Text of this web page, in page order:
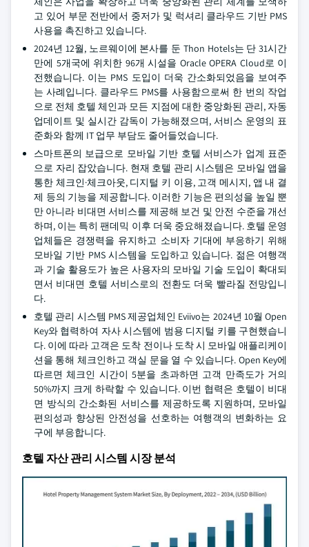
고 있어 부문 전반에서 중저가 및 럭셔리 클라우드 기반 PMS
사용을 촉진하고 있습니다.
2024년 12월, 노르웨이에 본사를 둔 Thon Hotels는 단 31시간
만에 5개국에 위치한 96개 시설을 Oracle OPERA Cloud로 이
전했습니다. 이는 PMS 도입이 더욱 간소화되었음을 보여주
는 사례입니다. 클라우드 PMS를 사용함으로써 한 번의 작업
으로 전체 호텔 체인과 모든 지점에 대한 중앙화된 관리, 자동
업데이트 및 실시간 감독이 가능해졌으며, 서비스 운영의 표
준화와 함께 IT 업무 부담도 줄어들었습니다.
스마트폰의 보급으로 모바일 기반 호텔 서비스가 업계 표준
으로 자리 잡았습니다. 현재 호텔 관리 시스템은 모바일 앱을
통한 체크인·체크아웃, 디지털 키 이용, 고객 메시지, 앱 내 결
제 등의 기능을 제공합니다. 이러한 기능은 편의성을 높일 뿐
만 아니라 비대면 서비스를 제공해 보건 및 안전 수준을 개선
하며, 이는 특히 팬데믹 이후 더욱 중요해졌습니다. 호텔 운영
업체들은 경쟁력을 유지하고 소비자 기대에 부응하기 위해
모바일 기반 PMS 시스템을 도입하고 있습니다. 젊은 여행객
과 기술 활용도가 높은 사용자의 모바일 기술 도입이 확대되
면서 비대면 호텔 서비스로의 전환도 더욱 빨라질 전망입니
다.
호텔 관리 시스템 PMS 제공업체인 Eviivo는 2024년 10월 Open
Key와 협력하여 자사 시스템에 범용 디지털 키를 구현했습니
다. 이에 따라 고객은 도착 전이나 도착 시 모바일 애플리케이
션을 통해 체크인하고 객실 문을 열 수 있습니다. Open Key에
따르면 체크인 시간이 5분을 초과하면 고객 만족도가 거의
50%까지 크게 하락할 수 있습니다. 이번 협력은 호텔이 비대
면 방식의 간소화된 서비스를 제공하도록 지원하며, 모바일
편의성과 향상된 안전성을 선호하는 여행객의 변화하는 요
구에 부응합니다.
호텔 자산 관리 시스템 시장 분석